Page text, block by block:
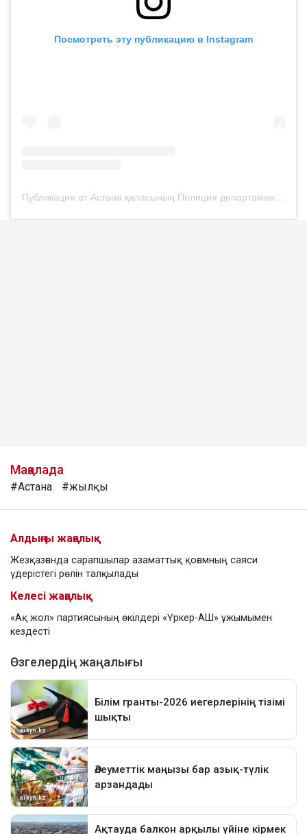
Посмотреть эту публикацию в Instagram
Мақалада
#Астана #жылқы
Алдыңғы жаңалық
Жезқазғанда сарапшылар азаматтық қоғамның саяси
үдерістегі рөлін талқылады
Келесі жаңалық
«Ақ жол» партиясының өкілдері «Үркер-АШ» ұжымымен
кездесті